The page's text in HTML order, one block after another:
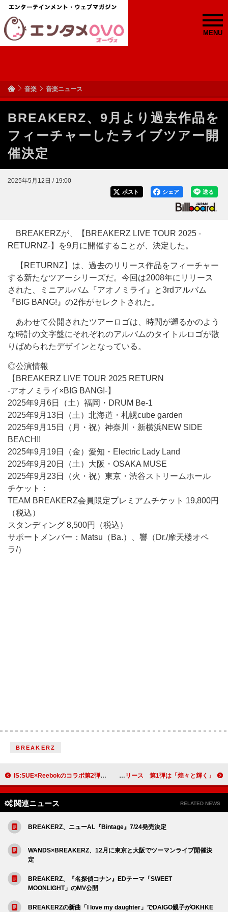
MENU
音楽 音楽ニュース
BREAKERZ、9月より過去作品を
フィーチャーしたライブツアー開
催決定
2025年5月12日 / 19:00
送る
シェア
ポスト
BREAKERZが、【BREAKERZ LIVE TOUR 2025 -
RETURNZ-】を9月に開催することが、決定した。
【RETURNZ】は、過去のリリース作品をフィーチャー
する新たなツアーシリーズだ。今回は2008年にリリース
された、ミニアルバム『アオノミライ』と3rdアルバム
『BIG BANG!』の2作がセレクトされた。
あわせて公開されたツアーロゴは、時間が遡るかのよう
な時計の文字盤にそれぞれのアルバムのタイトルロゴが散
りばめられたデザインとなっている。
◎公演情報
【BREAKERZ LIVE TOUR 2025 RETURN
-アオノミライ×BIG BANG!-】
2025年9月6日（土）福岡・DRUM Be-1
2025年9月13日（土）北海道・札幌cube garden
2025年9月15日（月・祝）神奈川・新横浜NEW SIDE
BEACH!!
2025年9月19日（金）愛知・Electric Lady Land
2025年9月20日（土）大阪・OSAKA MUSE
2025年9月23日（火・祝）東京・渋谷ストリームホール
チケット：
TEAM BREAKERZ会員限定プレミアムチケット 19,800円
（税込）
スタンディング 8,500円（税込）
サポートメンバー：Matsu（Ba.）、響（Dr./摩天楼オペ
ラ/）
BREAKERZ
IS:SUE×Reebokのコラボ第2弾、ポップでキュートなビジュアル 神はサイコロを振らない、未配信楽曲を4週連続リリース 第1弾は「煌々と輝く」
関連ニュース RELATED NEWS
BREAKERZ、ニューAL『Bintage』7/24発売決定
WANDS×BREAKERZ、12月に東京と大阪でツーマンライブ開催決
定
BREAKERZ、『名探偵コナン』EDテーマ「SWEET
MOONLIGHT」のMV公開
BREAKERZの新曲「I love my daughter」でDAIGO親子がOKHKE